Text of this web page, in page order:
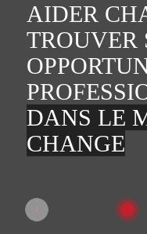
AIDER
TROUVER
DANS LE
CHANGE
1